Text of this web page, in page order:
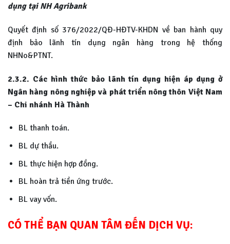
dụng tại NH Agribank
Quyết định số 376/2022/QĐ-HĐTV-KHDN về ban hành quy
định bảo lãnh tín dụng ngân hàng trong hệ thống
NHNo&PTNT.
2.3.2. Các hình thức bảo lãnh tín dụng hiện áp dụng ở
Ngân hàng nông nghiệp và phát triển nông thôn Việt Nam
– Chi nhánh Hà Thành
BL thanh toán.
BL dự thầu.
BL thực hiện hợp đồng.
BL hoàn trả tiền ứng trước.
BL vay vốn.
CÓ THỂ BẠN QUAN TÂM ĐẾN DỊCH VỤ: